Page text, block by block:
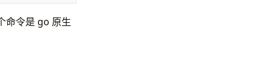
命令是 go 原生